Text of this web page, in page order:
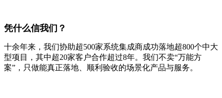
凭什么信我们？
十余年来，我们协助超500家系统集成商成功落地超800个中大
型项目，其中超20家客户合作超过8年。我们不卖“万能方
案”，只做能真正落地、顺利验收的场景化产品与服务。